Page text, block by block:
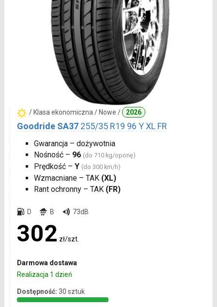
/ Klasa ekonomiczna / Nowe / 2026
Goodride SA37 255/35 R19 96 Y XL FR
Gwarancja – dożywotnia
Nośność – 96 (do 710 kg/oponę)
Prędkość – Y (do 300 km/h)
Wzmacniane – TAK (XL)
Rant ochronny – TAK (FR)
D B 73dB
302 zł/szt.
Darmowa dostawa
Realizacja 1 dzień
Dostępność: 30 sztuk